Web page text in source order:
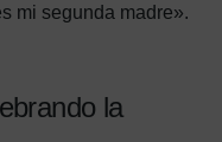
mi segunda madre».
la